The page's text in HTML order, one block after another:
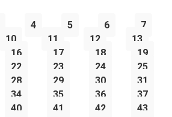
4 5 6
7
10 11 12
13
16 17 18
19
22 23 24
25
28 29 30
31
34 35 36
37
40 41 42
43